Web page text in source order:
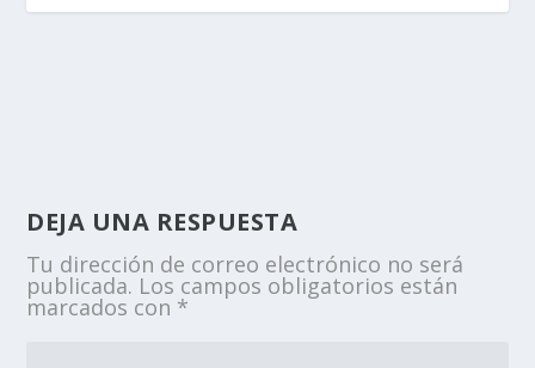
DEJA UNA RESPUESTA
Tu dirección de correo electrónico no será
publicada. Los campos obligatorios están
marcados con *